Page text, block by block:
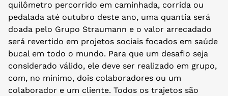
quilômetro percorrido em caminhada, corrida ou
pedalada até outubro deste ano, uma quantia será
doada pelo Grupo Straumann e o valor arrecadado
será revertido em projetos sociais focados em saúde
bucal em todo o mundo. Para que um desafio seja
considerado válido, ele deve ser realizado em grupo,
com, no mínimo, dois colaboradores ou um
colaborador e um cliente. Todos os trajetos são